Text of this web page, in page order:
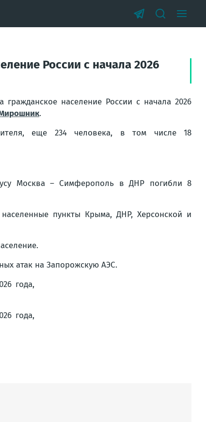
России с начала 2026
население России с начала 2026
.
еще 234 человека, в том числе 18
Москва – Симферополь в ДНР погибли 8
пункты Крыма, ДНР, Херсонской и
атак на Запорожскую АЭС.